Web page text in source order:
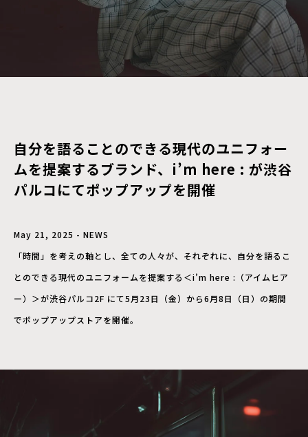
自分を語ることのできる現代のユニフォー
ムを提案するブランド、i’m here : が渋谷
パルコにてポップアップを開催
May 21, 2025 - NEWS
「時間」を考えの軸とし、全ての人々が、それぞれに、自分を語るこ
とのできる現代のユニフォームを提案する＜i’m here :（アイムヒア
ー）＞が渋谷パルコ2F にて5月23日（金）から6月8日（日）の期間
でポップアップストアを開催。